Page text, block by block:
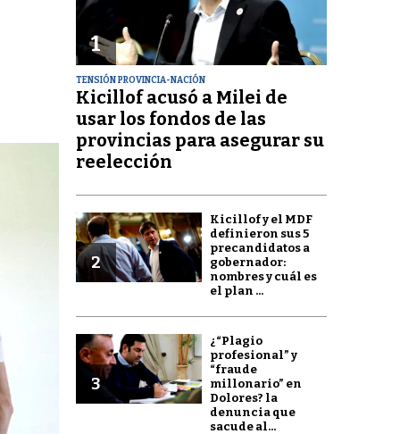
1
TENSIÓN PROVINCIA-NACIÓN
Kicillof acusó a Milei de
usar los fondos de las
provincias para asegurar su
reelección
2
Kicillof y el MDF
definieron sus 5
precandidatos a
gobernador:
nombres y cuál es
el plan ...
3
¿“Plagio
profesional” y
“fraude
millonario” en
Dolores? la
denuncia que
sacude al...